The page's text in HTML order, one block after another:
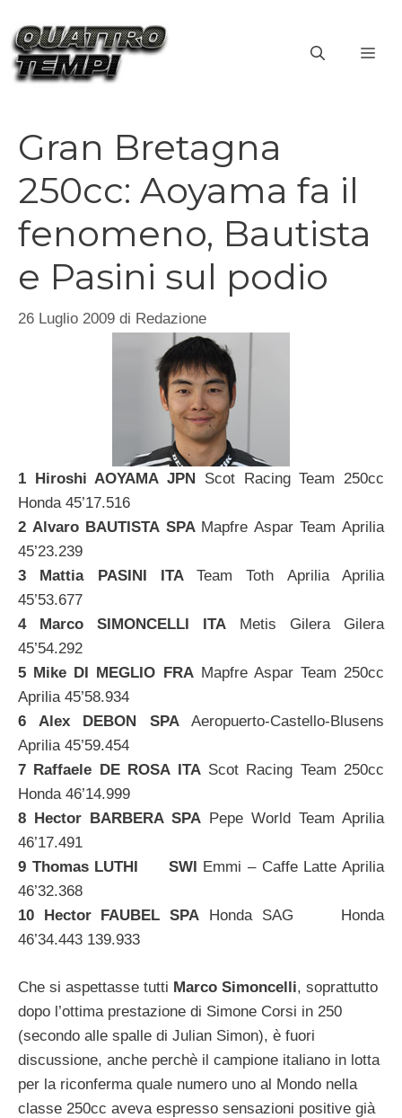
contenuto
Gran Bretagna
250cc: Aoyama fa il
fenomeno, Bautista
e Pasini sul podio
26 Luglio 2009 di Redazione
1 Hiroshi AOYAMA JPN Scot Racing Team 250cc
Honda 45’17.516
2 Alvaro BAUTISTA SPA Mapfre Aspar Team Aprilia
45’23.239
3 Mattia PASINI ITATeam Toth Aprilia Aprilia
45’53.677
4 Marco SIMONCELLI ITA Metis Gilera Gilera
45’54.292
5 Mike DI MEGLIO FRAMapfre Aspar Team 250cc
Aprilia 45’58.934
6 Alex DEBON SPAAeropuerto-Castello-Blusens
Aprilia 45’59.454
7 Raffaele DE ROSA ITAScot Racing Team 250cc
Honda 46’14.999
8 Hector BARBERA SPA Pepe World Team Aprilia
46’17.491
9 Thomas LUTHI SWI Emmi – Caffe Latte Aprilia
46’32.368
10 Hector FAUBEL SPA Honda SAG Honda
46’34.443 139.933
Che si aspettasse tutti Marco Simoncelli, soprattutto
dopo l’ottima prestazione di Simone Corsi in 250
(secondo alle spalle di Julian Simon), è fuori
discussione, anche perchè il campione italiano in lotta
per la riconferma quale numero uno al Mondo nella
classe 250cc aveva espresso sensazioni positive già